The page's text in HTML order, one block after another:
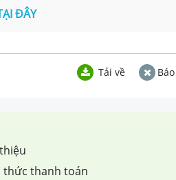
ĐÂY
Tải về
thức thanh toán